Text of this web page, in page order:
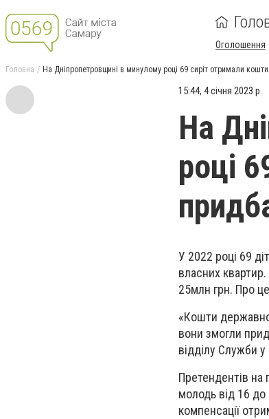
Оголошення
Головна На Дніпропетровщині в минулому році 69 сиріт отримали
15:44, 4 січня 2023 р.
На
році
У 2022 році 69
власних
25млн грн. Про це
«Кошти
вони змогли
відділу Служби
Претендентів
молодь від 16 до
компенсації